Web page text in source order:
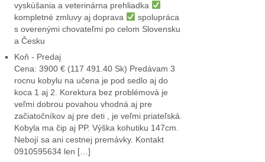
vyskúšania a veterinárna prehliadka
kompletné zmluvy aj doprava
spolupráca
s overenými chovateľmi po celom Slovensku
a Česku
Koň - Predaj
Cena: 3900 € (117 491.40 Sk) Predávam 3
rocnu kobylu na učena je pod sedlo aj do
koca 1 aj 2. Korektura bez problémová je
veľmi dobrou povahou vhodná aj pre
začiatočníkov aj pre deti , je veľmi priateľská.
Kobyla ma čip aj PP. Výška kohutiku 147cm.
Nebojí sa ani cestnej premávky. Kontakt
0910595634 len […]